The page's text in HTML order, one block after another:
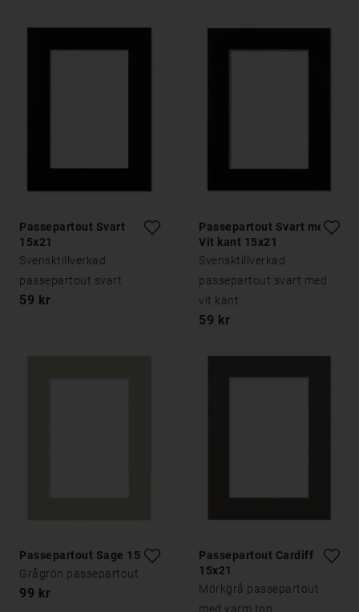
Passepartout Svart
15x21
Svensktillverkad
passepartout svart
59 kr
Passepartout Svart med
Vit kant 15x21
Svensktillverkad
passepartout svart med
vit kant
59 kr
Passepartout Sage 15x21
Grågrön passepartout
99 kr
Passepartout Cardiff
15x21
Mörkgrå passepartout
med varm ton